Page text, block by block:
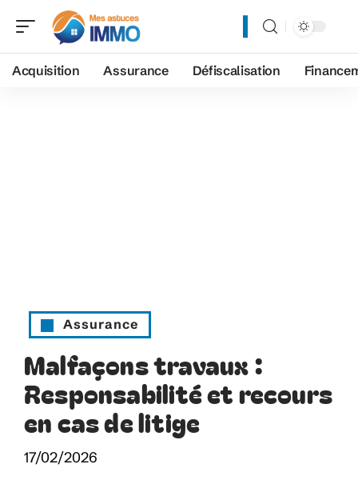
Acquisition Assurance Défiscalisation
Assurance
Malfaçons travaux :
Responsabilité et recours
en cas de litige
17/02/2026